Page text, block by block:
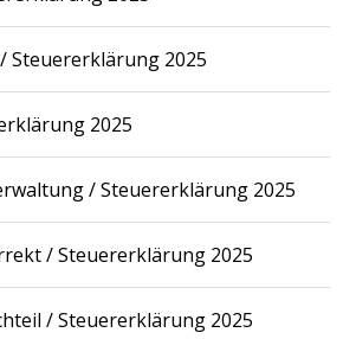
Steuererklärung 2025
2025
/ Steuererklärung 2025
/ Steuererklärung 2025
/ Steuererklärung 2025